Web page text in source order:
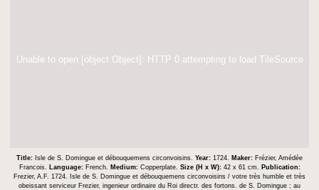
Unable to open [object Object]: HTTP 0 attempting to load TileSource
Title: Isle de S. Domingue et débouquemens circonvoisins. Year: 1724. Maker: Frézier, Amédée
Francois.
Language: French. Medium: Copperplate. Size (H x W): 42 x 61 cm.
Publication:
Frezier, A.F. 1724. Isle de S. Domingue et débouquemens circonvoisins / votre très humble et très
obeissant serviceur Frezier, ingenieur ordinaire du Roi directr. des fortons. de S. Domingue ; au